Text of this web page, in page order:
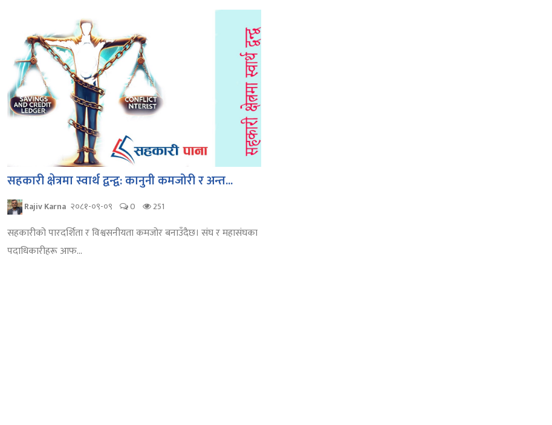
सहकारी क्षेत्रमा स्वार्थ द्वन्द्व: कानुनी कमजोरी र अन्त...
Rajiv Karna २०८१-०९-०९ 0 251
सहकारीको पारदर्शिता र विश्वसनीयता कमजोर बनाउँदैछ। संघ र महासंघका
पदाधिकारीहरू आफ...